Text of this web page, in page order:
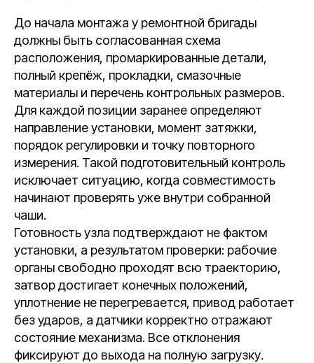
До начала монтажа у ремонтной бригады
должны быть согласованная схема
расположения, промаркированные детали,
полный крепёж, прокладки, смазочные
материалы и перечень контрольных размеров.
Для каждой позиции заранее определяют
направление установки, момент затяжки,
порядок регулировки и точку повторного
измерения. Такой подготовительный контроль
исключает ситуацию, когда совместимость
начинают проверять уже внутри собранной
чаши.
Готовность узла подтверждают не фактом
установки, а результатом проверки: рабочие
органы свободно проходят всю траекторию,
затвор достигает конечных положений,
уплотнение не перегревается, привод работает
без ударов, а датчики корректно отражают
состояние механизма. Все отклонения
фиксируют до выхода на полную загрузку.